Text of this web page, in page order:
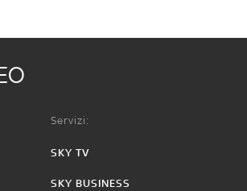
Servizi:
SKY TV
SKY BUSINESS